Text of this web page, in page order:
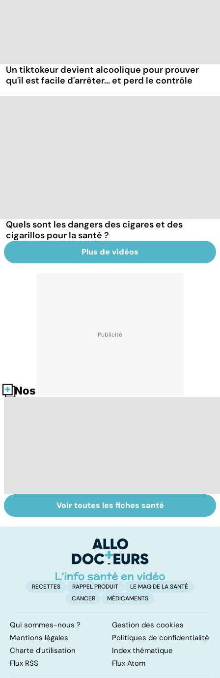
Un tiktokeur devient alcoolique pour prouver
qu'il est facile d'arrêter... et perd le contrôle
Quels sont les dangers des cigares et des
cigarillos pour la santé ?
Plus de vidéos
Nos fiches santé
Comment tenir
ses bonnes
BPCO, la
bronchite du
Voir toutes les fiches santé
RECETTES RAPPEL PRODUIT
LE MAG DE LA SANTÉ
CANCER
MÉDICAMENTS
Qui sommes-nous ?
Gestion des cookies
Mentions légales
Politiques de confidentialité
Charte d'utilisation
Index thématique
Flux RSS
Flux Atom